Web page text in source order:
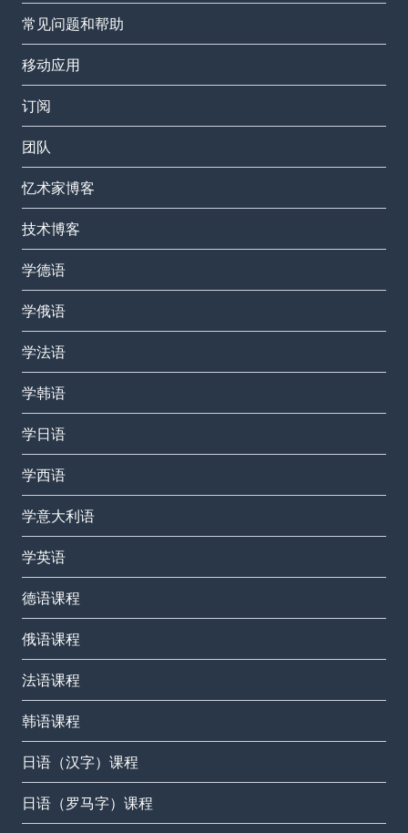
常见问题和帮助
移动应用
订阅
团队
忆术家博客
技术博客
学德语
学俄语
学法语
学韩语
学日语
学西语
学意大利语
学英语
德语课程
俄语课程
法语课程
韩语课程
日语（汉字）课程
日语（罗马字）课程